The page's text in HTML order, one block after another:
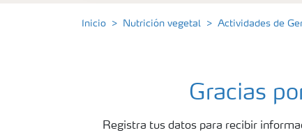
Red de Distribuidores Ecuador
Deficiencias
Inicio Nutrición vegetal Actividades de
Gracias
Registra tus datos para recibir